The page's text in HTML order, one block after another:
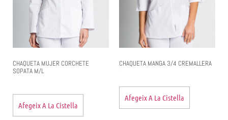
CHAQUETA MUJER CORCHETE
SOPATA M/L
Afegeix A La Cistella
CHAQUETA MANGA 3/4 CREMALLERA
Afegeix A La Cistella